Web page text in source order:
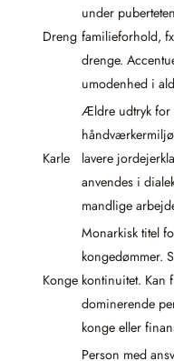
Dreng
under
familieforhold,
drenge.
umodenhed i
Karle
Ældre udtryk for
lavere
anvendes i
mandlige
Konge
Monarkisk titel
kongedømmer.
kontinuitet. Kan
dominerende
konge eller
Person med